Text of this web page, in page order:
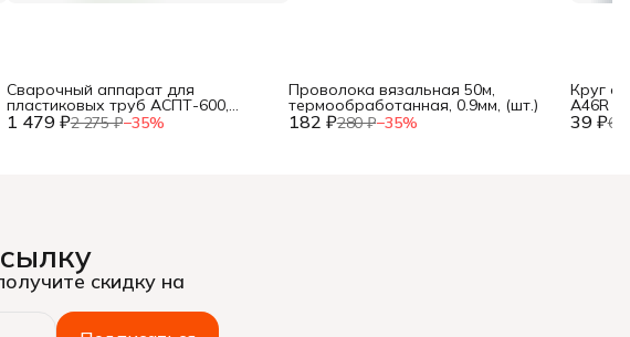
1 479 ₽2 275 ₽−35%
Сварочный аппарат для
пластиковых труб АСПТ-600,
600Вт, насадки 20, 25, 32 мм, мет. 182 ₽280 ₽−35%
Проволока вязальная 50м,
термообработанная, 0.9мм, (шт.)
39 ₽60
Круг
A46R 4
скидку на